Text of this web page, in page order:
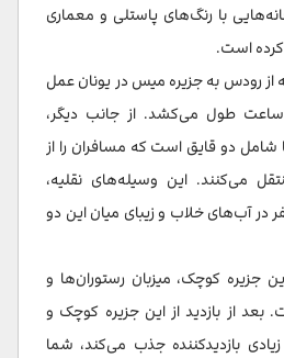
با رنگ‌های پاستلی و معماری
کرده است.
از رودس به جزیره میس در یونان عمل
و سفر تقریباً 3 ساعت طول می‌کشد. از جانب دیگر،
شامل دو قایق است که مسافران را از
می‌کنند. این وسیله‌های نقلیه،
در آب‌های خلاب و زیبای میان این دو
کوچک، میزبان رستوران‌ها و
بعد از بازدید از این جزیره کوچک و
زیادی بازدیدکننده جذب می‌کند، شما